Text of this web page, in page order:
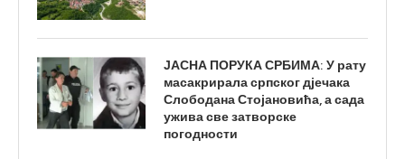
ЈАСНА ПОРУКА СРБИМА: У рату
масакрирала српског дјечака
Слободана Стојановића, а сада
ужива све затворске
погодности